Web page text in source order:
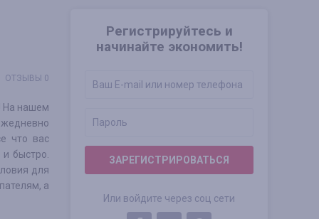
Регистрируйтесь и
начинайте экономить!
ЗАРЕГИСТРИРОВАТЬСЯ
Или войдите через соц сети
ОТЗЫВЫ 0
На нашем
что вас
быстро.
для
а